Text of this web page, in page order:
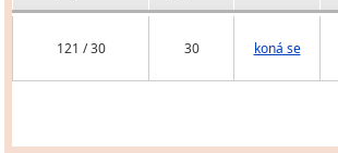
121 / 30 30 koná se